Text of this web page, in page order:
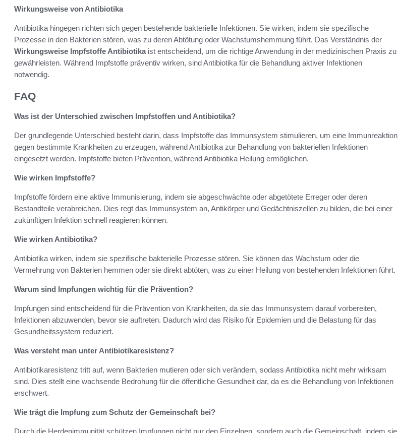
Wirkungsweise von Antibiotika
Antibiotika hingegen richten sich gegen bestehende bakterielle Infektionen. Sie wirken, indem sie spezifische
Prozesse in den Bakterien stören, was zu deren Abtötung oder Wachstumshemmung führt. Das Verständnis der
Wirkungsweise Impfstoffe Antibiotikaist entscheidend, um die richtige Anwendung in der medizinischen Praxis zu
gewährleisten. Während Impfstoffe präventiv wirken, sind Antibiotika für die Behandlung aktiver Infektionen
notwendig.
FAQ
Was ist der Unterschied zwischen Impfstoffen und Antibiotika?
Der grundlegende Unterschied besteht darin, dass Impfstoffe das Immunsystem stimulieren, um eine Immunreaktion
gegen bestimmte Krankheiten zu erzeugen, während Antibiotika zur Behandlung von bakteriellen Infektionen
eingesetzt werden. Impfstoffe bieten Prävention, während Antibiotika Heilung ermöglichen.
Wie wirken Impfstoffe?
Impfstoffe fördern eine aktive Immunisierung, indem sie abgeschwächte oder abgetötete Erreger oder deren
Bestandteile verabreichen. Dies regt das Immunsystem an, Antikörper und Gedächtniszellen zu bilden, die bei einer
zukünftigen Infektion schnell reagieren können.
Wie wirken Antibiotika?
Antibiotika wirken, indem sie spezifische bakterielle Prozesse stören. Sie können das Wachstum oder die
Vermehrung von Bakterien hemmen oder sie direkt abtöten, was zu einer Heilung von bestehenden Infektionen führt.
Warum sind Impfungen wichtig für die Prävention?
Impfungen sind entscheidend für die Prävention von Krankheiten, da sie das Immunsystem darauf vorbereiten,
Infektionen abzuwenden, bevor sie auftreten. Dadurch wird das Risiko für Epidemien und die Belastung für das
Gesundheitssystem reduziert.
Was versteht man unter Antibiotikaresistenz?
Antibiotikaresistenz tritt auf, wenn Bakterien mutieren oder sich verändern, sodass Antibiotika nicht mehr wirksam
sind. Dies stellt eine wachsende Bedrohung für die öffentliche Gesundheit dar, da es die Behandlung von Infektionen
erschwert.
Wie trägt die Impfung zum Schutz der Gemeinschaft bei?